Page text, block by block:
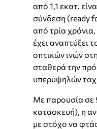
από 1,1 εκατ.
σύνδεση (ready
από τρία
έχει αναπτύξει
οπτικών ινών
σταθερά την
υπερυψηλών
Με παρουσία σε
κατασκευή), η
με στόχο να